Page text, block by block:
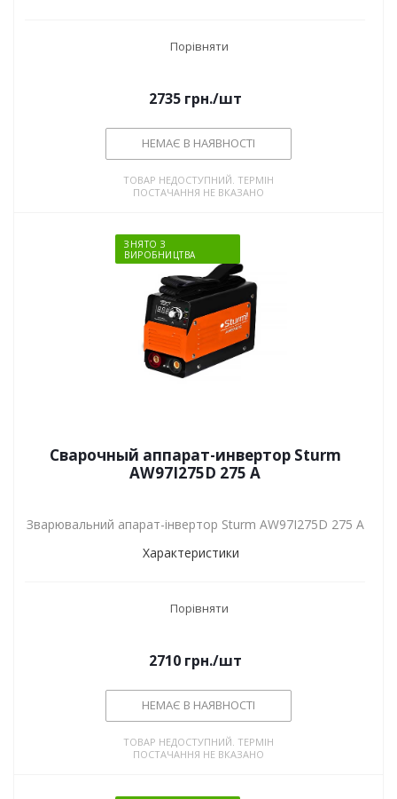
Порівняти
2735 грн./шт
НЕМАЄ В НАЯВНОСТІ
ТОВАР НЕДОСТУПНИЙ. ТЕРМІН
ПОСТАЧАННЯ НЕ ВКАЗАНО
ЗНЯТО З
ВИРОБНИЦТВА
Сварочный аппарат-инвертор Sturm
AW97I275D 275 А
Зварювальний апарат-інвертор Sturm AW97I275D 275 А
Характеристики
Порівняти
2710 грн./шт
НЕМАЄ В НАЯВНОСТІ
ТОВАР НЕДОСТУПНИЙ. ТЕРМІН
ПОСТАЧАННЯ НЕ ВКАЗАНО